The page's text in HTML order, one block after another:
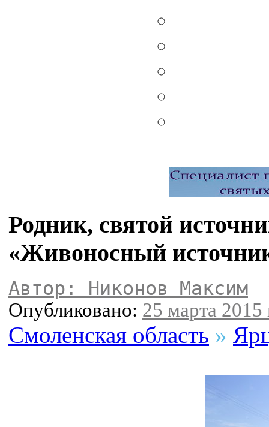
Родник, святой
«Живоносный
Автор: Никонов Максим
Опубликовано: 25 марта 2015
Смоленская область »